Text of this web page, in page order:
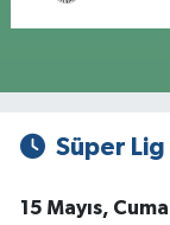
Süper
15 Mayıs, Cuma